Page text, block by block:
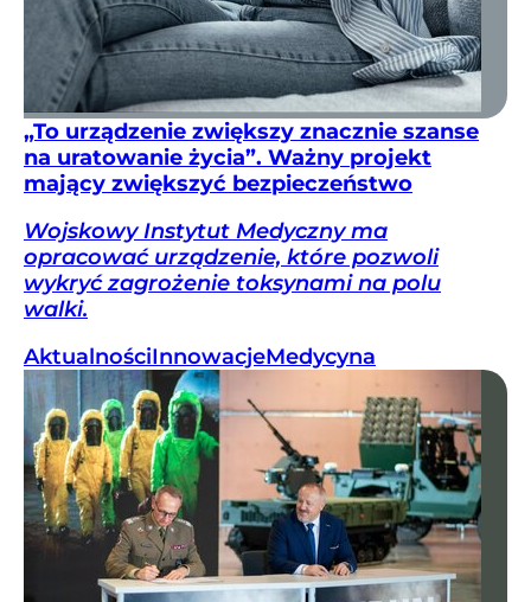
„To urządzenie zwiększy znacznie szanse
na uratowanie życia”. Ważny projekt
mający zwiększyć bezpieczeństwo
Wojskowy Instytut Medyczny ma
opracować urządzenie, które pozwoli
wykryć zagrożenie toksynami na polu
walki.
AktualnościInnowacjeMedycyna